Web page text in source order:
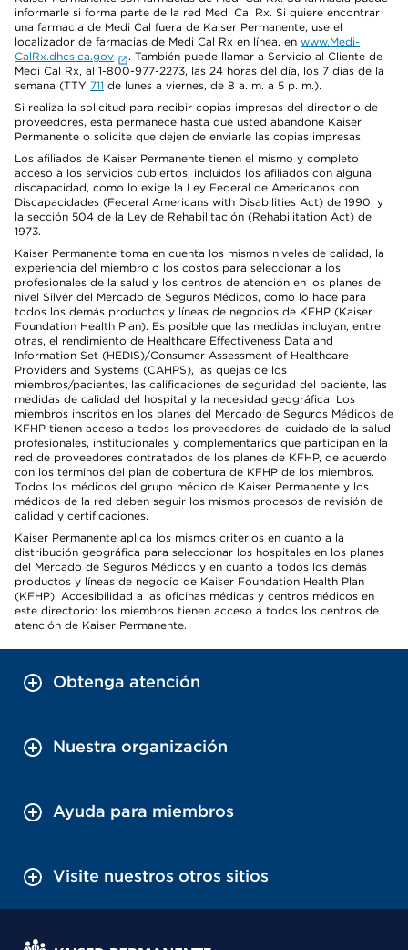
informarle si forma parte de la red Medi Cal Rx. Si quiere encontrar
una farmacia de Medi Cal fuera de Kaiser Permanente, use el
localizador de farmacias de Medi Cal Rx en línea, en www.Medi-
CalRx.dhcs.ca.gov
. También puede llamar a Servicio al Cliente de
Medi Cal Rx, al 1-800-977-2273, las 24 horas del día, los 7 días de la
semana (TTY 711 de lunes a viernes, de 8 a. m. a 5 p. m.).
Si realiza la solicitud para recibir copias impresas del directorio de
proveedores, esta permanece hasta que usted abandone Kaiser
Permanente o solicite que dejen de enviarle las copias impresas.
Los afiliados de Kaiser Permanente tienen el mismo y completo
acceso a los servicios cubiertos, incluidos los afiliados con alguna
discapacidad, como lo exige la Ley Federal de Americanos con
Discapacidades (Federal Americans with Disabilities Act) de 1990, y
la sección 504 de la Ley de Rehabilitación (Rehabilitation Act) de
1973.
Kaiser Permanente toma en cuenta los mismos niveles de calidad, la
experiencia del miembro o los costos para seleccionar a los
profesionales de la salud y los centros de atención en los planes del
nivel Silver del Mercado de Seguros Médicos, como lo hace para
todos los demás productos y líneas de negocios de KFHP (Kaiser
Foundation Health Plan). Es posible que las medidas incluyan, entre
otras, el rendimiento de Healthcare Effectiveness Data and
Information Set (HEDIS)/Consumer Assessment of Healthcare
Providers and Systems (CAHPS), las quejas de los
miembros/pacientes, las calificaciones de seguridad del paciente, las
medidas de calidad del hospital y la necesidad geográfica. Los
miembros inscritos en los planes del Mercado de Seguros Médicos de
KFHP tienen acceso a todos los proveedores del cuidado de la salud
profesionales, institucionales y complementarios que participan en la
red de proveedores contratados de los planes de KFHP, de acuerdo
con los términos del plan de cobertura de KFHP de los miembros.
Todos los médicos del grupo médico de Kaiser Permanente y los
médicos de la red deben seguir los mismos procesos de revisión de
calidad y certificaciones.
Kaiser Permanente aplica los mismos criterios en cuanto a la
distribución geográfica para seleccionar los hospitales en los planes
del Mercado de Seguros Médicos y en cuanto a todos los demás
productos y líneas de negocio de Kaiser Foundation Health Plan
(KFHP). Accesibilidad a las oficinas médicas y centros médicos en
este directorio: los miembros tienen acceso a todos los centros de
atención de Kaiser Permanente.
Obtenga atención
Nuestra organización
Ayuda para miembros
Visite nuestros otros sitios